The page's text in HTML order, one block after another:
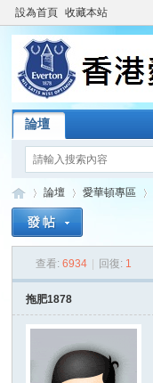
設為首頁 收藏本站
論壇
論壇
›
愛華頓專區
查看: 6934 回復: 1
拖肥1878